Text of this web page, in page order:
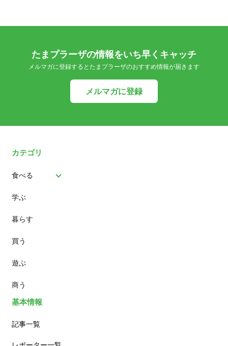
たまプラーザの情報をいち早くキャッチ
メルマガに登録するとたまプラーザのおすすめ情報が届きます
メルマガに登録
カテゴリ
食べる
パン
スイーツ
ランチ
カフェ
学ぶ
暮らす
買う
遊ぶ
商う
基本情報
記事一覧